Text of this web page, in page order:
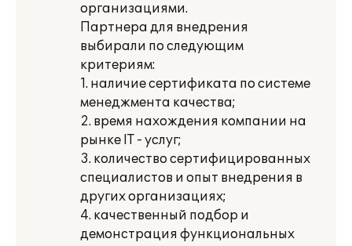
организациями.
Партнера для внедрения
выбирали по следующим
критериям:
1. наличие сертификата по системе
менеджмента качества;
2. время нахождения компании на
рынке IT - услуг;
3. количество сертифицированных
специалистов и опыт внедрения в
других организациях;
4. качественный подбор и
демонстрация функциональных